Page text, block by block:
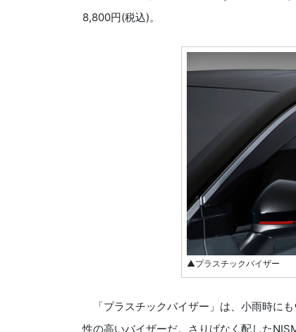
8,800円(税込)。
▲プラスチックバイザー
「プラスチックバイザー」は、小雨時に
性の高いバイザーだ。さりげなく配した